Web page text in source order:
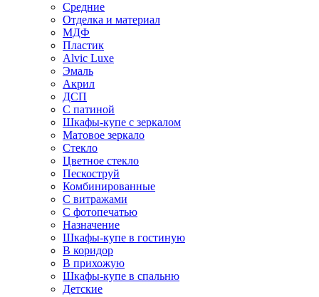
Средние
Отделка и материал
МДФ
Пластик
Alvic Luxe
Эмаль
Акрил
ДСП
С патиной
Шкафы-купе с зеркалом
Матовое зеркало
Стекло
Цветное стекло
Пескоструй
Комбинированные
С витражами
С фотопечатью
Назначение
Шкафы-купе в гостиную
В коридор
В прихожую
Шкафы-купе в спальню
Детские